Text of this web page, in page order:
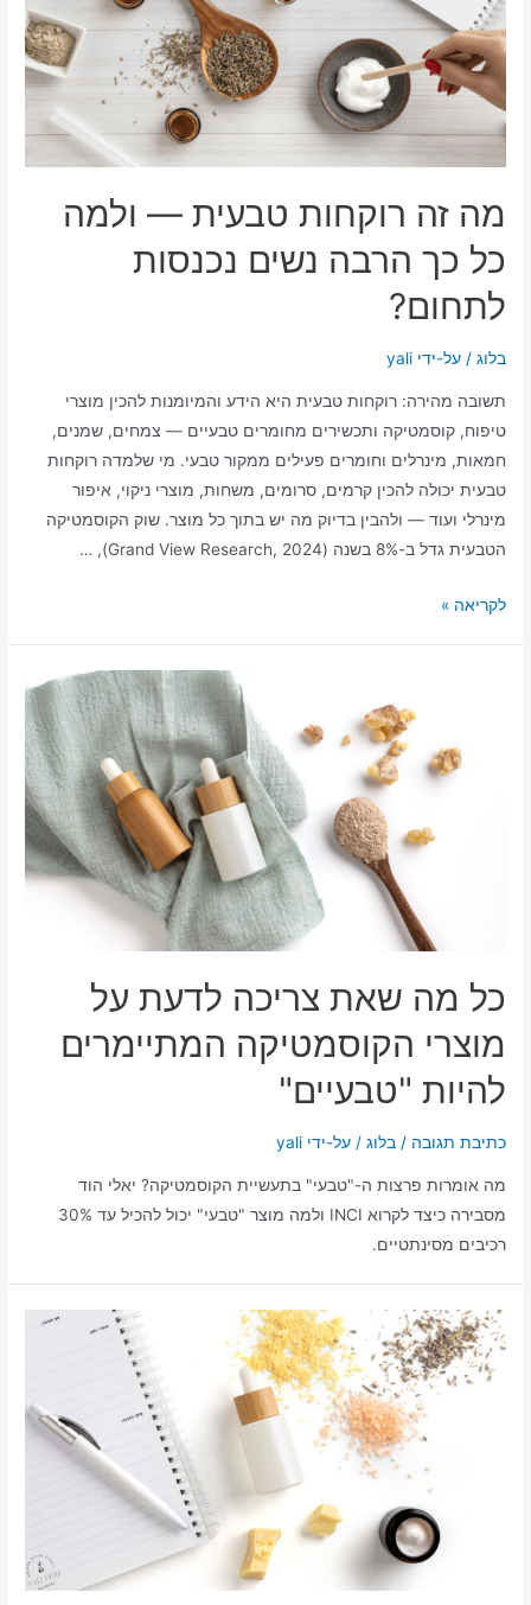
מה זה רוקחות טבעית — ולמה
כל כך הרבה נשים נכנסות
לתחום?
בלוג / על-ידי yali
תשובה מהירה: רוקחות טבעית היא הידע והמיומנות להכין מוצרי
טיפוח, קוסמטיקה ותכשירים מחומרים טבעיים — צמחים, שמנים,
חמאות, מינרלים וחומרים פעילים ממקור טבעי. מי שלמדה רוקחות
טבעית יכולה להכין קרמים, סרומים, משחות, מוצרי ניקוי, איפור
מינרלי ועוד — ולהבין בדיוק מה יש בתוך כל מוצר. שוק הקוסמטיקה
הטבעית גדל ב-8% בשנה (Grand View Research, 2024), …
לקריאה »
כל מה שאת צריכה לדעת על
מוצרי הקוסמטיקה המתיימרים
להיות "טבעיים"
כתיבת תגובה /בלוג / על-ידי yali
מה אומרות פרצות ה-"טבעי" בתעשיית הקוסמטיקה? יאלי הוד
מסבירה כיצד לקרוא INCI ולמה מוצר "טבעי" יכול להכיל עד 30%
רכיבים מסינתטיים.